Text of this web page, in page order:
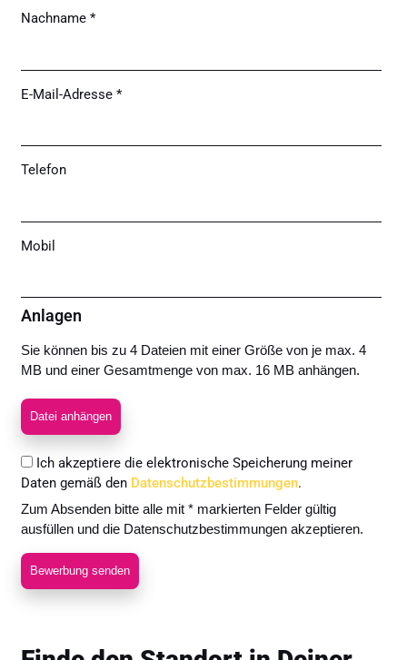
Nachname *
E-Mail-Adresse *
Telefon
Mobil
Anlagen
Sie können bis zu 4 Dateien mit einer Größe von je max. 4
MB und einer Gesamtmenge von max. 16 MB anhängen.
Datei anhängen
Ich akzeptiere die elektronische Speicherung meiner
Daten gemäß den Datenschutzbestimmungen.
Zum Absenden bitte alle mit * markierten Felder gültig
ausfüllen und die Datenschutzbestimmungen akzeptieren.
Bewerbung senden